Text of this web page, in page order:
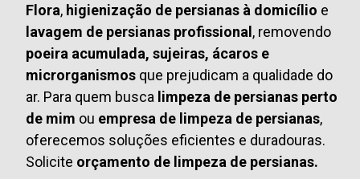
Flora, higienização de persianas à domicílio e
lavagem de persianas profissional, removendo
poeira acumulada, sujeiras, ácaros e
microrganismos que prejudicam a qualidade do
ar. Para quem busca limpeza de persianas perto
de mim ou empresa de limpeza de persianas,
oferecemos soluções eficientes e duradouras.
Solicite orçamento de limpeza de persianas.